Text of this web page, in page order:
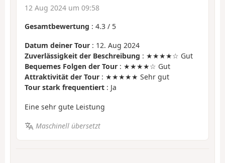
12 Aug 2024 um 09:58
Gesamtbewertung : 4.3 / 5
Datum deiner Tour : 12. Aug 2024
Zuverlässigkeit der Beschreibung : ★★★★☆ Gut
Bequemes Folgen der Tour : ★★★★☆ Gut
Attraktivität der Tour : ★★★★★ Sehr gut
Tour stark frequentiert : Ja
Eine sehr gute Leistung
Maschinell übersetzt